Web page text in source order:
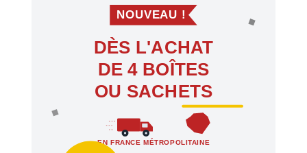
NOUVEAU !
DÈS L'ACHAT
DE 4 BOÎTES
OU SACHETS
EN FRANCE MÉTROPOLITAINE